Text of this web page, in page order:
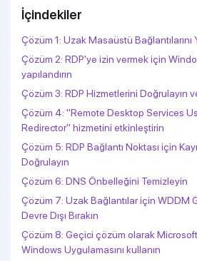
İçindekiler
Çözüm 1: Uzak Masaüstü
Çözüm 2: RDP'ye izin vermek için
yapılandırın
Çözüm 3: RDP Hizmetlerini Doğrulayın
Çözüm 4: "Remote Desktop Services
Redirector" hizmetini etkinleştirin
Çözüm 5: RDP Bağlantı Noktası için
Doğrulayın
Çözüm 6: DNS Önbelleğini Temizleyin
Çözüm 7: Uzak Bağlantılar için WDDM
Devre Dışı Bırakın
Çözüm 8: Geçici çözüm olarak
Windows Uygulamasını kullanın